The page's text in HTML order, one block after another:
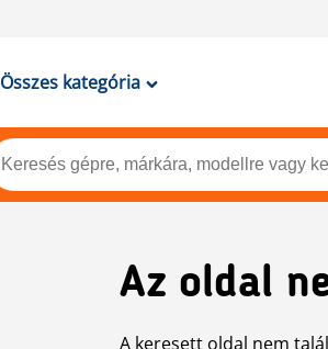
Összes kategória
Az oldal
A keresett oldal nem